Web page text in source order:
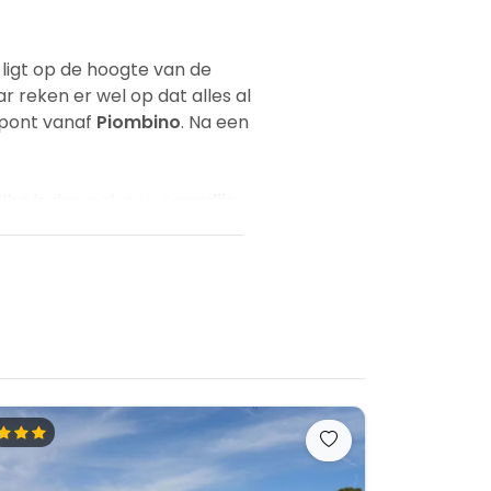
op de hoogte van de
reken er wel op dat alles al
vanaf Piombino. Na een
duikers liggen er zelfs
plaatsje Marciana.
strandenen
is dan ook onvoorstelbaar